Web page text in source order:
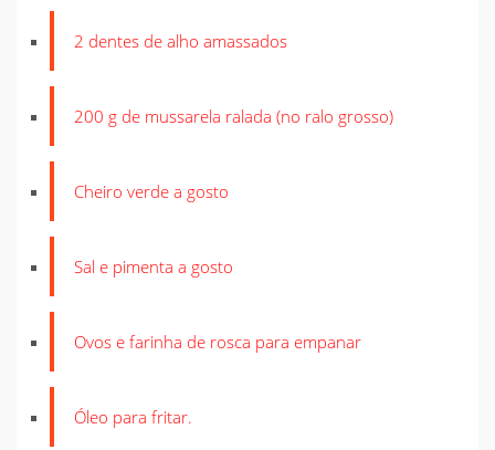
2 dentes de alho amassados
200 g de mussarela ralada (no ralo grosso)
Cheiro verde a gosto
Sal e pimenta a gosto
Ovos e farinha de rosca para empanar
Óleo para fritar.